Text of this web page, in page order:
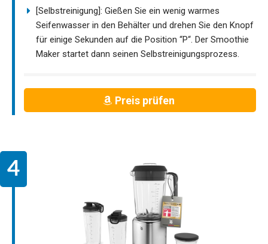
[Selbstreinigung]: Gießen Sie ein wenig warmes
Seifenwasser in den Behälter und drehen Sie den Knopf
für einige Sekunden auf die Position “P“. Der Smoothie
Maker startet dann seinen Selbstreinigungsprozess.
Preis prüfen